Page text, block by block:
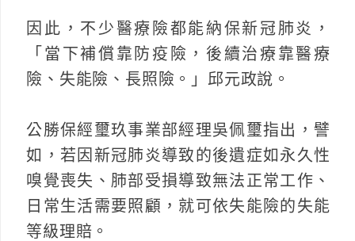
因此，不少醫療險都能納保新冠肺炎，
「當下補償靠防疫險，後續治療靠醫療
險、失能險、長照險。」邱元政說。
公勝保經璽玖事業部經理吳佩璽指出，譬
如，若因新冠肺炎導致的後遺症如永久性
嗅覺喪失、肺部受損導致無法正常工作、
日常生活需要照顧，就可依失能險的失能
等級理賠。